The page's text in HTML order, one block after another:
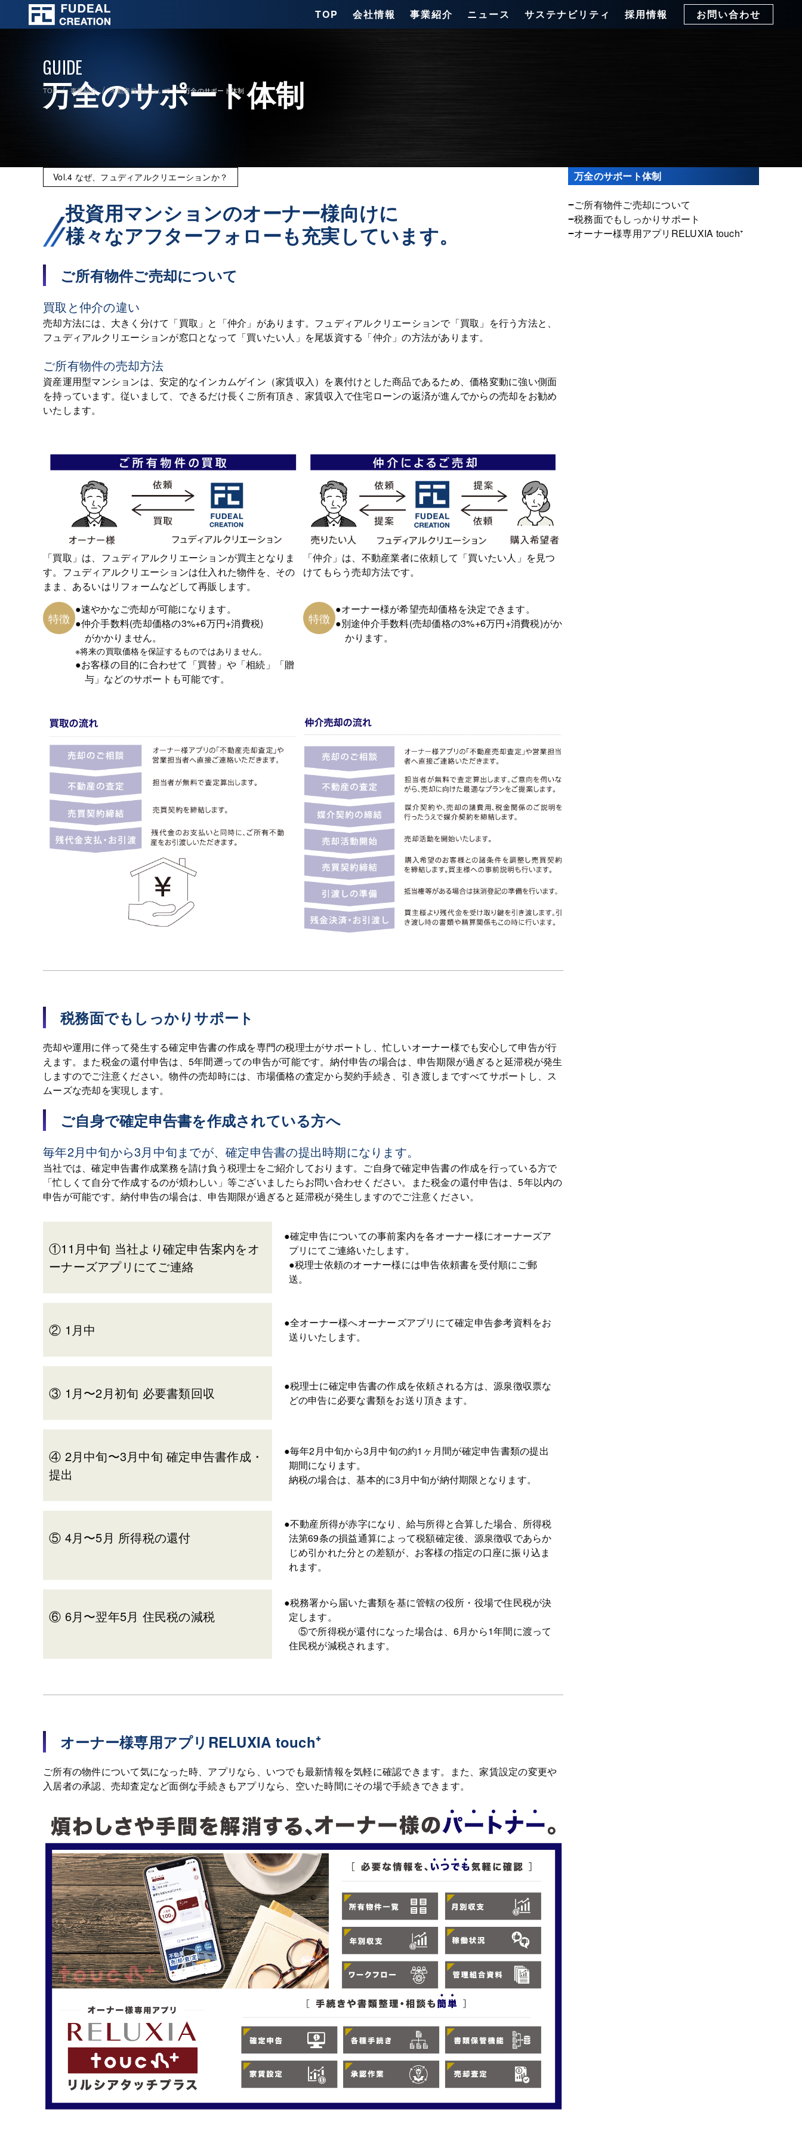
TOP 会社情報 事業紹介 ニュース サステナビリティ 採用情報 お問い合わせ
万全のサポート体制
GUIDE
TOP 事業紹介 不動産投資について 万全のサポート体制
Vol.4 なぜ、フュディアルクリエーションか？
投資用マンションのオーナー様向けに
様々なアフターフォローも充実しています。
ご所有物件ご売却について
買取と仲介の違い
売却方法には、大きく分けて「買取」と「仲介」があります。フュディアルクリエーションで「買取」を行う方法と、
フュディアルクリエーションが窓口となって「買いたい人」を尾坂資する「仲介」の方法があります。
ご所有物件の売却方法
資産運用型マンションは、安定的なインカムゲイン（家賃収入）を裏付けとした商品であるため、価格変動に強い側面
を持っています。従いまして、できるだけ長くご所有頂き、家賃収入で住宅ローンの返済が進んでからの売却をお勧め
いたします。
「買取」は、フュディアルクリエーションが買主となりま
す。フュディアルクリエーションは仕入れた物件を、その
まま、あるいはリフォームなどして再販します。
特徴
●速やかなご売却が可能になります。
●仲介手数料(売却価格の3%+6万円+消費税)
がかかりません。
※将来の買取価格を保証するものではありません。
●お客様の目的に合わせて「買替」や「相続」「贈
与」などのサポートも可能です。
「仲介」は、不動産業者に依頼して「買いたい人」を見つ
けてもらう売却方法です。
特徴
●オーナー様が希望売却価格を決定できます。
●別途仲介手数料(売却価格の3%+6万円+消費税)がか
かります。
税務面でもしっかりサポート
売却や運用に伴って発生する確定申告書の作成を専門の税理士がサポートし、忙しいオーナー様でも安心して申告が行
えます。また税金の還付申告は、5年間遡っての申告が可能です。納付申告の場合は、申告期限が過ぎると延滞税が発生
しますのでご注意ください。物件の売却時には、市場価格の査定から契約手続き、引き渡しまですべてサポートし、ス
ムーズな売却を実現します。
ご自身で確定申告書を作成されている方へ
毎年2月中旬から3月中旬までが、確定申告書の提出時期になります。
当社では、確定申告書作成業務を請け負う税理士をご紹介しております。ご自身で確定申告書の作成を行っている方で
「忙しくて自分で作成するのが煩わしい」等ございましたらお問い合わせください。また税金の還付申告は、5年以内の
申告が可能です。納付申告の場合は、申告期限が過ぎると延滞税が発生しますのでご注意ください。
①11月中旬 当社より確定申告案内をオ
ーナーズアプリにてご連絡
●確定申告についての事前案内を各オーナー様にオーナーズア
プリにてご連絡いたします。
●税理士依頼のオーナー様には申告依頼書を受付順にご郵
送。
② 1月中
●全オーナー様へオーナーズアプリにて確定申告参考資料をお
送りいたします。
③ 1月〜2月初旬 必要書類回収
●税理士に確定申告書の作成を依頼される方は、源泉徴収票な
どの申告に必要な書類をお送り頂きます。
④ 2月中旬〜3月中旬 確定申告書作成・
提出
●毎年2月中旬から3月中旬の約1ヶ月間が確定申告書類の提出
期間になります。
納税の場合は、基本的に3月中旬が納付期限となります。
⑤ 4月〜5月 所得税の還付
●不動産所得が赤字になり、給与所得と合算した場合、所得税
法第69条の損益通算によって税額確定後、源泉徴収であらか
じめ引かれた分との差額が、お客様の指定の口座に振り込ま
れます。
⑥ 6月〜翌年5月 住民税の減税
●税務署から届いた書類を基に管轄の役所・役場で住民税が決
定します。
⑤で所得税が還付になった場合は、6月から1年間に渡って
住民税が減税されます。
オーナー様専用アプリRELUXIA touch⁺
ご所有の物件について気になった時、アプリなら、いつでも最新情報を気軽に確認できます。また、家賃設定の変更や
入居者の承認、売却査定など面倒な手続きもアプリなら、空いた時間にその場で手続きできます。
万全のサポート体制
ご所有物件ご売却について
税務面でもしっかりサポート
オーナー様専用アプリRELUXIA touch⁺